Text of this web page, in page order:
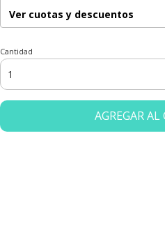
Ver cuotas y descuentos
Cantidad
AGREGAR AL